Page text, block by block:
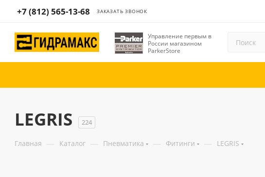
+7 (812) 565-13-68 ЗАКАЗАТЬ ЗВОНОК
Управление первым в
России магазином
ParkerStore
LEGRIS 224
Главная — Каталог — Пневматика — Фитинги — LEGRIS